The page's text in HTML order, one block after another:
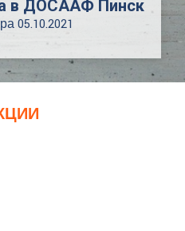
в ДОСААФ Пинск
05.10.2021